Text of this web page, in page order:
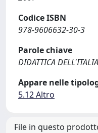
Codice ISBN
978-9606632-30-3
Parole chiave
DIDATTICA
Appare nelle
5.12 Altro
File in questo